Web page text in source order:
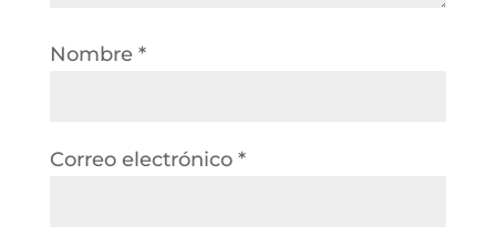
Nombre *
Correo electrónico *